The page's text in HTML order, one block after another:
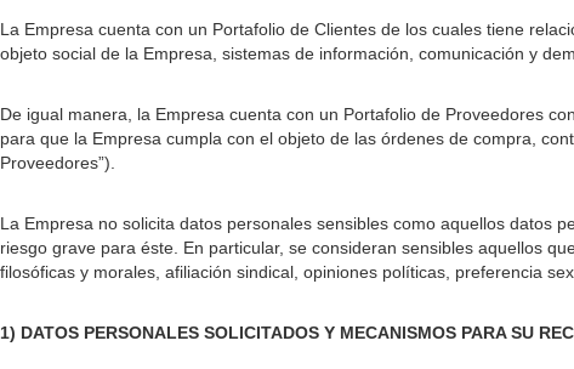
La Empresa cuenta con un Portafolio de Clientes de los cuales tiene
objeto social de la Empresa, sistemas de información, comunicación y
De igual manera, la Empresa cuenta con un Portafolio de Proveedores
para que la Empresa cumpla con el objeto de las órdenes de compra,
Proveedores”).
La Empresa no solicita datos personales sensibles como aquellos datos
riesgo grave para éste. En particular, se consideran sensibles aquellos
filosóficas y morales, afiliación sindical, opiniones políticas, preferencia
1) DATOS PERSONALES SOLICITADOS Y MECANISMOS PARA SU